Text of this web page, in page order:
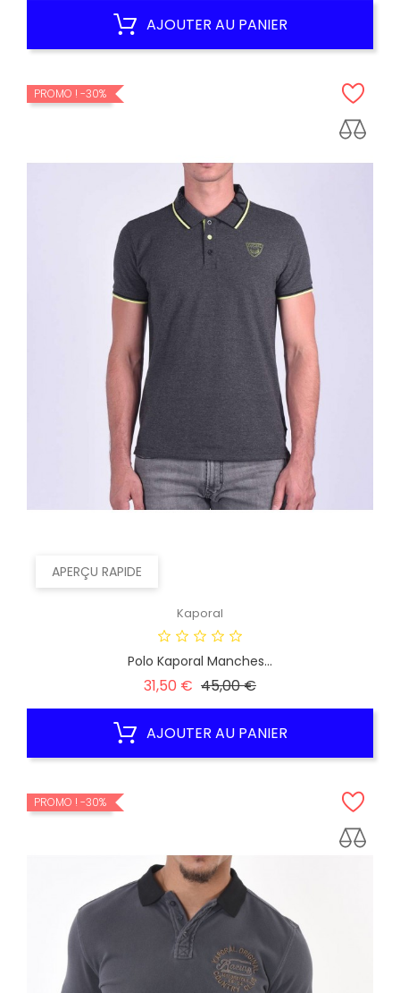
AJOUTER AU PANIER
APERÇU RAPIDE
PROMO ! -30%
Kaporal
Polo Kaporal Manches...
31,50 € Prix
45,00 €Prix
AJOUTER AU PANIER
PROMO ! -30%